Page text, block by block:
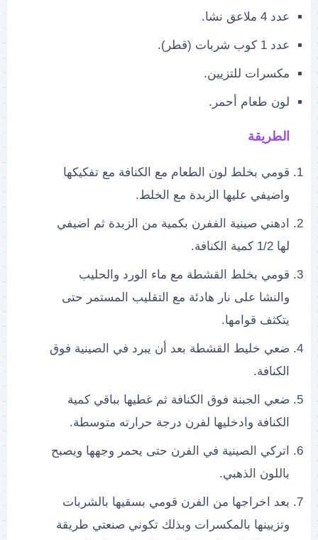
عدد 4 ملاعق نشا.
عدد 1 كوب شربات (قطر).
مكسرات للتزيين.
لون طعام أحمر.
الطريقة
قومي بخلط لون الطعام مع الكنافة مع تفكيكها
واضيفي عليها الزبدة مع الخلط.
ادهني صينية الففرن بكمية من الزبدة ثم اضيفي
لها 1/2 كمية الكنافة.
قومي بخلط القشطة مع ماء الورد والحليب
والنشا على نار هادئة مع التقليب المستمر حتى
يتكثف قوامها.
ضعي خليط القشطة بعد أن يبرد في الصينية فوق
الكنافة.
ضعي الجبنة فوق الكنافة ثم غطيها بباقي كمية
الكنافة وادخليها لفرن درجة حرارته متوسطة.
اتركي الصينية في الفرن حتى يحمر وجهها ويصبح
باللون الذهبي.
بعد اخراجها من الفرن قومي بسقيها بالشربات
وتزيينها بالمكسرات وبذلك تكوني صنعتي طريقة